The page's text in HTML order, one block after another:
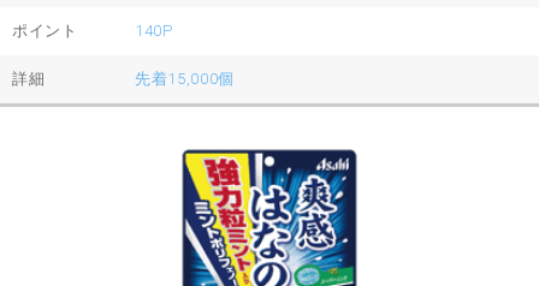
ポイント 140P
詳細 先着15,000個